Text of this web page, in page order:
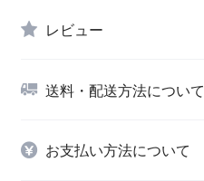
レビュー
送料・配送方法について
お支払い方法について